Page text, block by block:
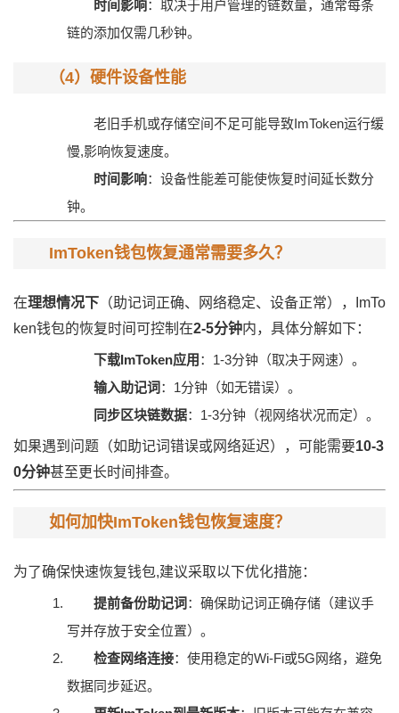
时间影响：取决于用户管理的链数量，通常每条
链的添加仅需几秒钟。
（4）硬件设备性能
老旧手机或存储空间不足可能导致ImToken运行缓
慢,影响恢复速度。
时间影响：设备性能差可能使恢复时间延长数分
钟。
ImToken钱包恢复通常需要多久？
在理想情况下 （助记词正确、网络稳定、设备正常），ImTo
ken钱包的恢复时间可控制在2-5分钟内，具体分解如下：
下载ImToken应用 ：1-3分钟（取决于网速）。
输入助记词 ：1分钟（如无错误）。
同步区块链数据：1-3分钟（视网络状况而定）。
如果遇到问题（如助记词错误或网络延迟），可能需要10-3
0分钟甚至更长时间排查。
如何加快ImToken钱包恢复速度？
为了确保快速恢复钱包,建议采取以下优化措施：
提前备份助记词 ：确保助记词正确存储（建议手
写并存放于安全位置）。
检查网络连接：使用稳定的Wi-Fi或5G网络，避免
数据同步延迟。